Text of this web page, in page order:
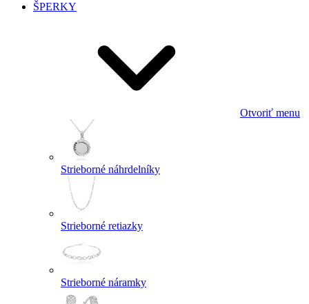
ŠPERKY
Otvoriť menu
Strieborné náhrdelníky
Strieborné retiazky
Strieborné náramky